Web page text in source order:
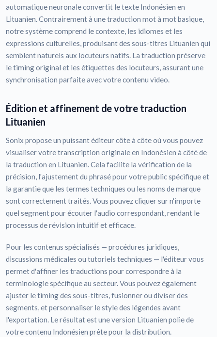
automatique neuronale convertit le texte Indonésien en
Lituanien. Contrairement à une traduction mot à mot basique,
notre système comprend le contexte, les idiomes et les
expressions culturelles, produisant des sous-titres Lituanien qui
semblent naturels aux locuteurs natifs. La traduction préserve
le timing original et les étiquettes des locuteurs, assurant une
synchronisation parfaite avec votre contenu video.
Édition et affinement de votre traduction
Lituanien
Sonix propose un puissant éditeur côte à côte où vous pouvez
visualiser votre transcription originale en Indonésien à côté de
la traduction en Lituanien. Cela facilite la vérification de la
précision, l'ajustement du phrasé pour votre public spécifique et
la garantie que les termes techniques ou les noms de marque
sont correctement traités. Vous pouvez cliquer sur n'importe
quel segment pour écouter l'audio correspondant, rendant le
processus de révision intuitif et efficace.
Pour les contenus spécialisés — procédures juridiques,
discussions médicales ou tutoriels techniques — l'éditeur vous
permet d'affiner les traductions pour correspondre à la
terminologie spécifique au secteur. Vous pouvez également
ajuster le timing des sous-titres, fusionner ou diviser des
segments, et personnaliser le style des légendes avant
l'exportation. Le résultat est une version Lituanien polie de
votre contenu Indonésien prête pour la distribution.